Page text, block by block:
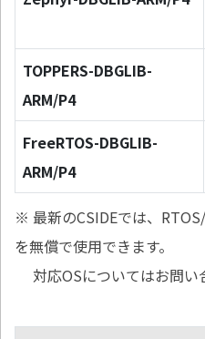
TOPPERS-DBGLIB-
ARM/P4
FreeRTOS-DBGLIB-
ARM/P4
※ 最新のCSIDEでは、
を無償で使用できます。
対応OSについてはお問い